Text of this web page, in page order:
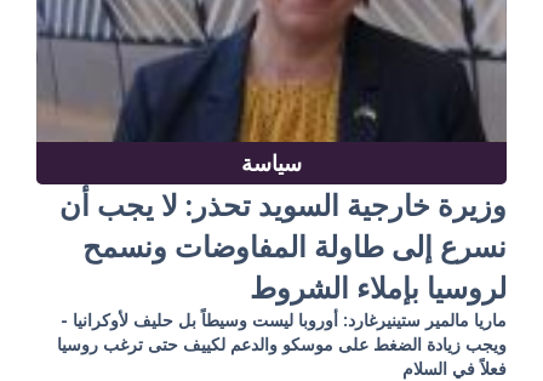
سياسة
وزيرة خارجية السويد تحذر: لا يجب أن
نسرع إلى طاولة المفاوضات ونسمح
لروسيا بإملاء الشروط
ماريا مالمير ستينيرغارد: أوروبا ليست وسيطاً بل حليف لأوكرانيا -
ويجب زيادة الضغط على موسكو والدعم لكييف حتى ترغب روسيا
فعلاً في السلام